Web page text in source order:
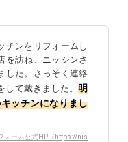
チンをリフォームし
を訪ね、ニッシンさ
した。さっそく連絡
して戴きました。明
ッチンになりまし
ォーム公式HP（https://nissin-